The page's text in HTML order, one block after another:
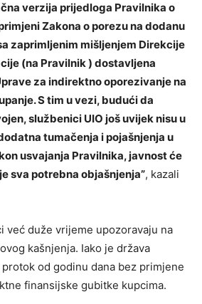
verzija prijedloga Pravilnika o
Zakona o porezu na dodanu
zaprimljenim mišljenjem Direkcije
(na Pravilnik ) dostavljena
za indirektno oporezivanje na
S tim u vezi, budući da
službenici UIO još uvijek nisu u
tumačenja i pojašnjenja u
usvajanja Pravilnika, javnost će
sva potrebna objašnjenja”, kazali
već duže vrijeme upozoravaju na
kašnjenja. Iako je država
od godinu dana bez primjene
finansijske gubitke kupcima.